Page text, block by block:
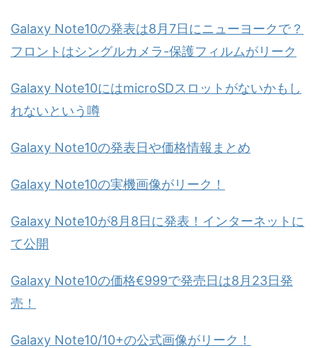
Galaxy Note10の発表は8月7日にニューヨークで？
フロントはシングルカメラ-保護フィルムがリーク
Galaxy Note10にはmicroSDスロットがないかもし
れないという噂
Galaxy Note10の発表日や価格情報まとめ
Galaxy Note10の実機画像がリーク！
Galaxy Note10が8月8日に発表！インターネットに
て公開
Galaxy Note10の価格€999で発売日は8月23日発
売！
Galaxy Note10/10+の公式画像がリーク！